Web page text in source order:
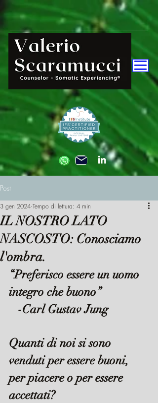
Post
IL NOSTRO LATO
NASCOSTO: Conosciamo
l'ombra.
3 gen 2024 Tempo di lettura: 4 min
“Preferisco essere un uomo
integro che buono”
-Carl Gustav Jung
Quanti di noi si sono
venduti per essere buoni,
per piacere o per essere
accettati?